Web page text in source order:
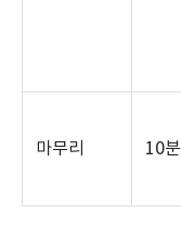
마무리 10분